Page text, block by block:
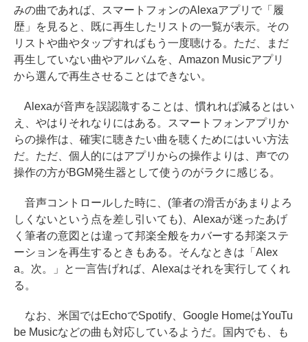
みの曲であれば、スマートフォンのAlexaアプリで「履
歴」を見ると、既に再生したリストの一覧が表示。その
リストや曲やタップすればもう一度聴ける。ただ、まだ
再生していない曲やアルバムを、Amazon Musicアプリ
から選んで再生させることはできない。
Alexaが音声を誤認識することは、慣れれば減るとはい
え、やはりそれなりにはある。スマートフォンアプリか
らの操作は、確実に聴きたい曲を聴くためにはいい方法
だ。ただ、個人的にはアプリからの操作よりは、声での
操作の方がBGM発生器として使うのがラクに感じる。
音声コントロールした時に、(筆者の滑舌があまりよろ
しくないという点を差し引いても)、Alexaが迷ったあげ
く筆者の意図とは違って邦楽全般をカバーする邦楽ステ
ーションを再生するときもある。そんなときは「Alex
a。次。」と一言告げれば、Alexaはそれを実行してくれ
る。
なお、米国ではEchoでSpotify、Google HomeはYouTu
be Musicなどの曲も対応しているようだ。国内でも、も